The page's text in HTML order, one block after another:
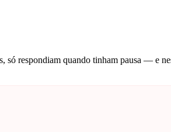
só respondiam quando tinham pausa — e